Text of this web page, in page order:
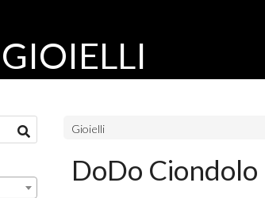
Gioielli
DoDo Ciondolo